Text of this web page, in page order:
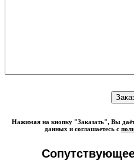
Нажимая на кнопку "Заказать", Вы
данных и соглашаетесь с